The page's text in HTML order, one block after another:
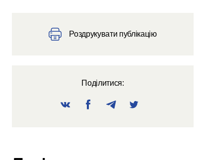
Роздрукувати публікацію
Поділитися: